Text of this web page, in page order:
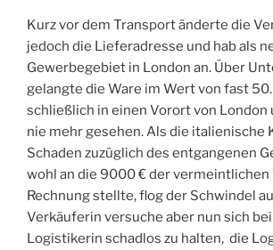
Kurz vor dem Transport änderte die
jedoch die Lieferadresse und hab als
Gewerbegebiet in London an. Über
gelangte die Ware im Wert von fast
schließlich in einen Vorort von London
nie mehr gesehen. Als die italienische
Schaden zuzüglich des entgangenen
wohl an die 9000 € der vermeintlichen
Rechnung stellte, flog der Schwindel
Verkäuferin versuche aber nun sich
Logistikerin schadlos zu halten, die